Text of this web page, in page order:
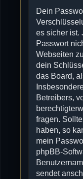
Dein
es sicher ist.
Passwort
Webseiten
dein
das Board,
Betreibers,
fragen.
haben, so
mein
phpBB-
sendet